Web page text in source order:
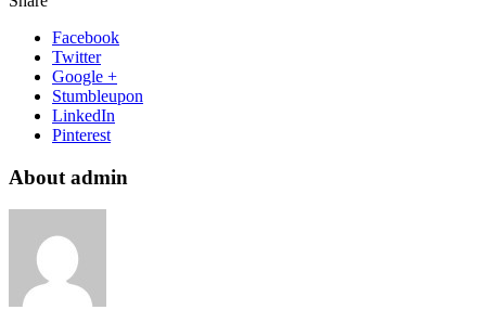
Facebook
Twitter
Google +
Stumbleupon
LinkedIn
Pinterest
About admin